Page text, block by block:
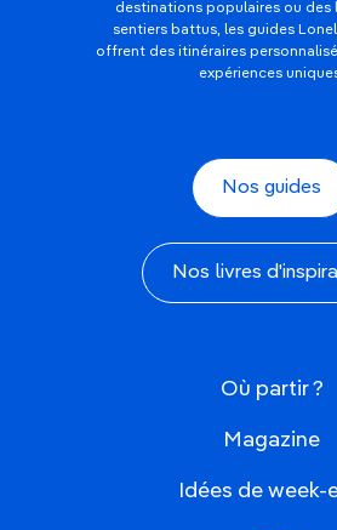
destinations populaires ou des
sentiers battus, les guides
offrent des itinéraires
expériences
Nos guides
Nos livres
Où partir ?
Magazine
Idées de week-